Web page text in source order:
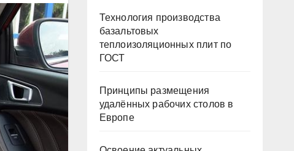
Технология производства
базальтовых
теплоизоляционных плит по
ГОСТ
Принципы размещения
удалённых рабочих столов в
Европе